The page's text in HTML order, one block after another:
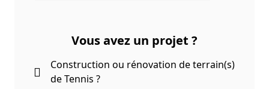
Vous avez un projet ?
Construction ou rénovation de terrain(s)
de Tennis ?